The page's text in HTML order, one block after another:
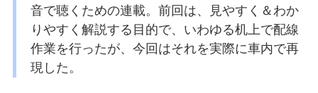
音で聴くための連載。前回は、見やすく＆わか
りやすく解説する目的で、いわゆる机上で配線
作業を行ったが、今回はそれを実際に車内で再
現した。